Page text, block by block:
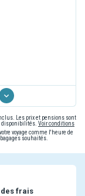
Les prix et pensions sont
disponibilités. Voir conditions
voyage comme l'heure de
souhaités.
frais